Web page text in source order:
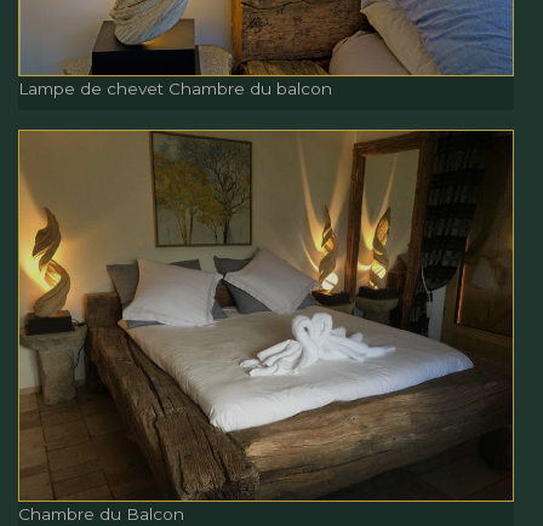
Lampe de chevet Chambre du balcon
Lampe de chevet Chambre
du balcon
Chambre du Balcon